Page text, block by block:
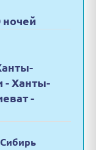
ночей
- Ханты-
-